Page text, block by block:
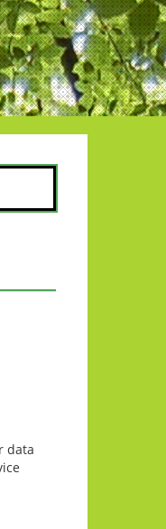
data